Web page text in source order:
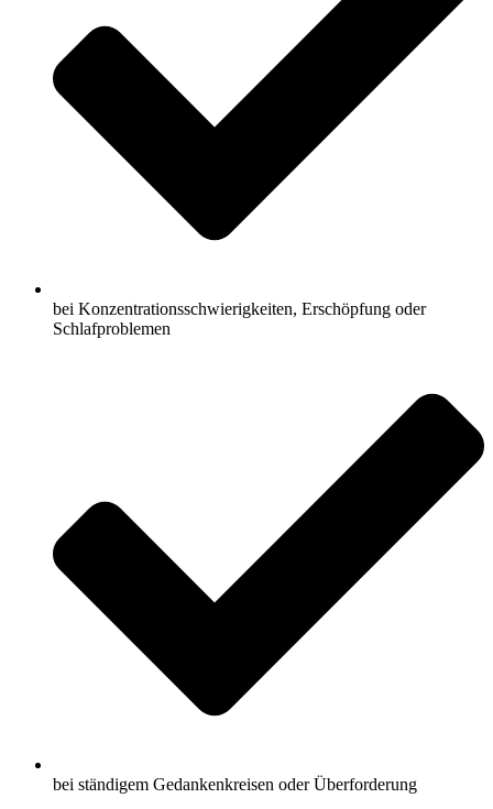
bei Konzentrationsschwierigkeiten, Erschöpfung oder
Schlafproblemen
bei ständigem Gedankenkreisen oder Überforderung